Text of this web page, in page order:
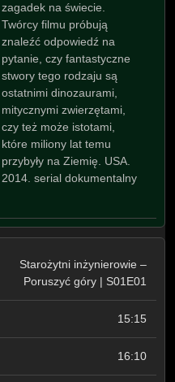
zagadek na świecie.
Twórcy filmu próbują
znaleźć odpowiedź na
pytanie, czy fantastyczne
stwory tego rodzaju są
ostatnimi dinozaurami,
mitycznymi zwierzętami,
czy też może istotami,
które miliony lat temu
przybyły na Ziemię. USA.
2014. serial dokumentalny
Starożytni inżynierowie –
Poruszyć góry | S01E01
15:15
16:10